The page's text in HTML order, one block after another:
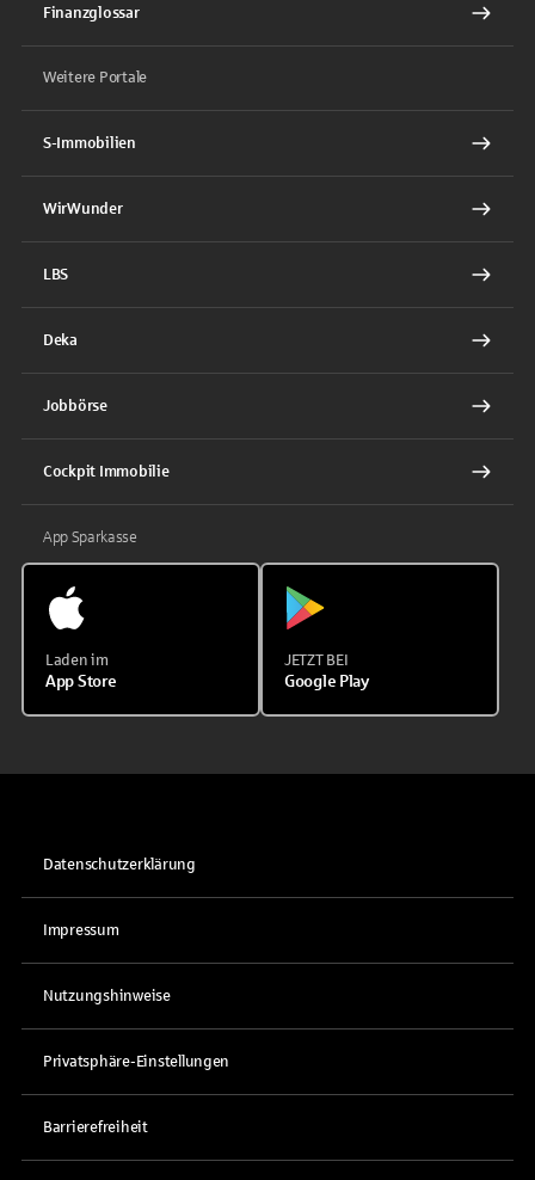
Finanzglossar
Weitere Portale
S-Immobilien
WirWunder
LBS
Deka
Jobbörse
Cockpit Immobilie
App Sparkasse
Laden im
App Store
JETZT BEI
Google Play
Datenschutzerklärung
Impressum
Nutzungshinweise
Privatsphäre-Einstellungen
Barrierefreiheit